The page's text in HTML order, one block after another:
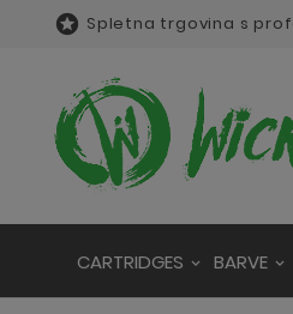
 Spletna trgovina s
CARTRIDGES BARVE